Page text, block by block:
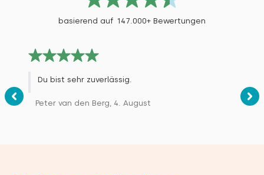
basierend auf 147.000+ Bewertungen
Du bist sehr zuverlässig.
Peter van den Berg, 4. August